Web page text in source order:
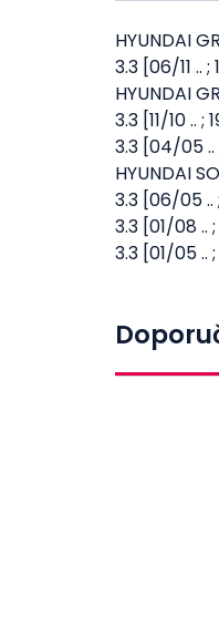
HYUNDAI
3.3 [06/11 ..
HYUNDAI
3.3 [11/10 ..
3.3 [04/05
HYUNDAI
3.3 [06/05
3.3 [01/08 ..
3.3 [01/05 ..